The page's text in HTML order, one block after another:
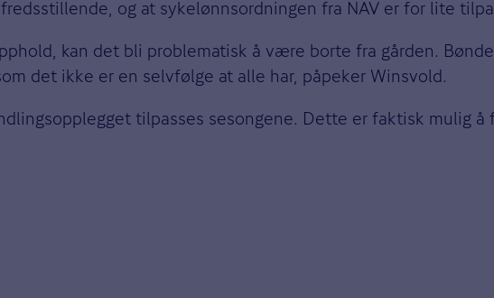
og at sykelønnsordningen fra NAV er for lite
kan det bli problematisk å være borte fra gården.
det ikke er en selvfølge at alle har, påpeker Winsvold.
tilpasses sesongene. Dette er faktisk mulig å